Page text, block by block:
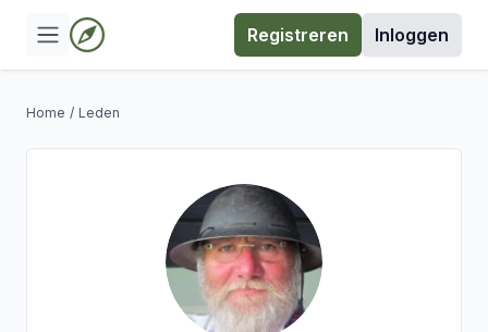
Registreren Inloggen
Home / Leden